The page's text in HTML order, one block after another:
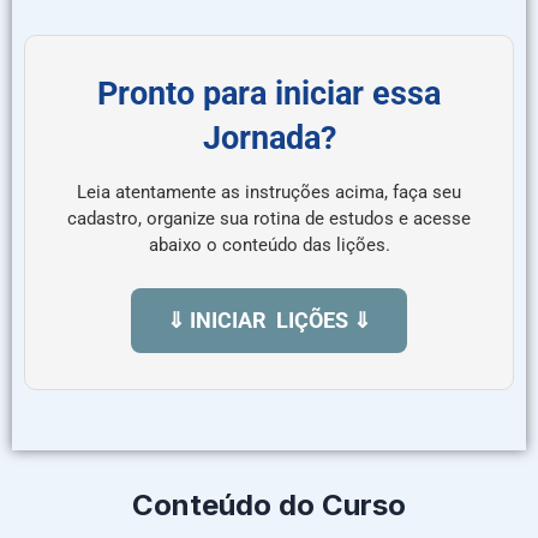
Pronto para iniciar essa
Jornada?
Leia atentamente as instruções acima, faça seu
cadastro, organize sua rotina de estudos e acesse
abaixo o conteúdo das lições.
⇓ INICIAR LIÇÕES ⇓
Conteúdo do Curso